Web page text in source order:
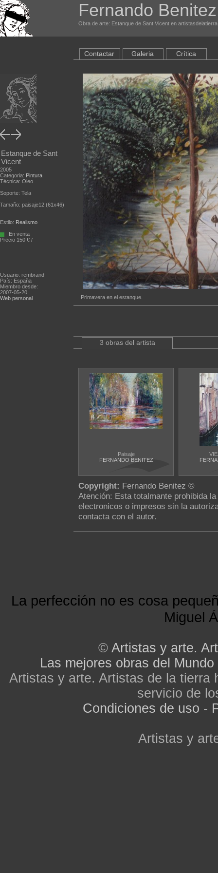
Fernando Benitez
Obra de arte: Estanque de Sant Vicent en
Estanque de Sant
Vicent
2005
Categoria: Pintura
Técnica: Oleo
Soporte: Tela
Tamaño: paisaje12 (61x46)
Estilo: Realismo
En venta
Precio 150 € /
Usuario: rembrand
País: España
Miembro desde:
2007-05-20
Web personal
Contactar Galeria Crítica
Primavera en el estanque.
3 obras del artista
Paisaje
FERNANDO BENITEZ
Copyright: Fernando Benitez ©
Atención: Esta totalmante prohibida
electronicos o impresos sin la
contacta con el autor.
La perfección no es cosa
Miguel
© Artistas y arte.
Las mejores obras del Mundo
Artistas y arte. Artistas de la tierra
servicio de
Condiciones de uso -
Artistas y